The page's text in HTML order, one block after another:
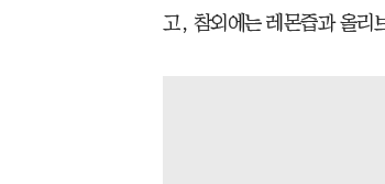
고, 참외에는 레몬즙과 올리